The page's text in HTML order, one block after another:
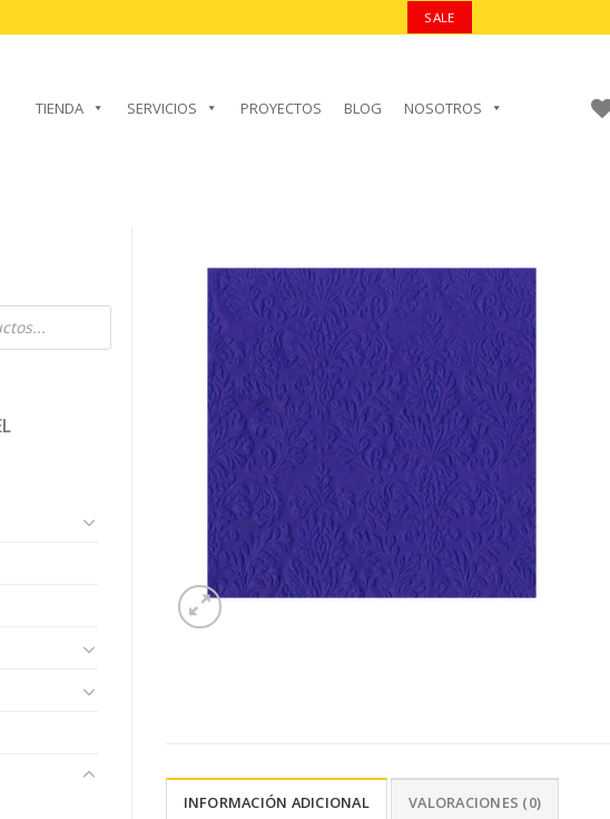
SALE
TIENDA SERVICIOS PROYECTOS BLOG NOSOTROS
AÑADIR A
FAVORITOS
INFORMACIÓN ADICIONAL VALORACIONES (0)